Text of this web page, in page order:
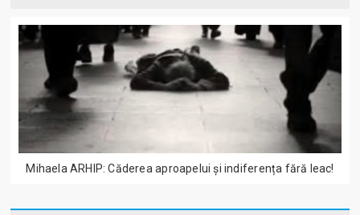
Mihaela ARHIP: Căderea aproapelui și indiferența fără leac!